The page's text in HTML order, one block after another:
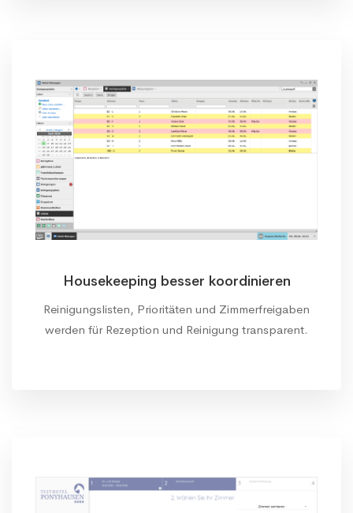
Housekeeping besser koordinieren
Reinigungslisten, Prioritäten und Zimmerfreigaben
werden für Rezeption und Reinigung transparent.